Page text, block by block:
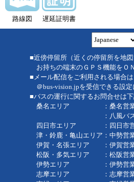
路線図 遅延証明書
■近傍停留所（近くの停留所を地図
お持ちの端末のＧＰＳ機能をＯ
■メール配信をご利用される場合は
＠bus-vision.jpを受信できる設定
■バスの運行に関するお問合せは下
桑名エリア ：桑名営業
：八風バス
四日市エリア ：四日市営
津・鈴鹿・亀山エリア：中勢
伊賀・名張エリア ：伊賀営
松阪・多気エリア ：松阪営
伊勢エリア ：伊勢営業
志摩エリア ：志摩営業